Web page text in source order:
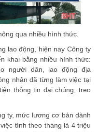
qua nhiều hình thức.
lao động, hiện nay Công ty
khai bằng nhiều hình thức:
người dân, lao động địa
nhân đã từng làm việc tại
thông tin đại chúng; treo
ty, mức lương cơ bản dành
tính theo tháng là 4 triệu